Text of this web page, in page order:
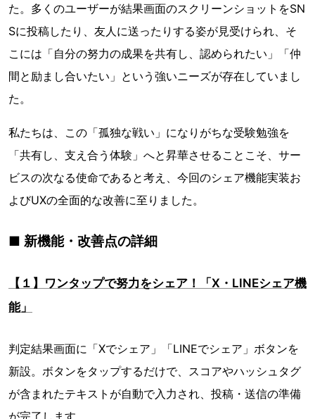
た。多くのユーザーが結果画面のスクリーンショットをSN
Sに投稿したり、友人に送ったりする姿が見受けられ、そ
こには「自分の努力の成果を共有し、認められたい」「仲
間と励まし合いたい」という強いニーズが存在していまし
た。
私たちは、この「孤独な戦い」になりがちな受験勉強を
「共有し、支え合う体験」へと昇華させることこそ、サー
ビスの次なる使命であると考え、今回のシェア機能実装お
よびUXの全面的な改善に至りました。
■ 新機能・改善点の詳細
【１】ワンタップで努力をシェア！「X・LINEシェア機
能」
判定結果画面に「Xでシェア」「LINEでシェア」ボタンを
新設。ボタンをタップするだけで、スコアやハッシュタグ
が含まれたテキストが自動で入力され、投稿・送信の準備
が完了します。